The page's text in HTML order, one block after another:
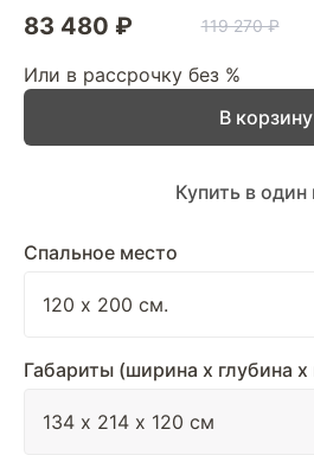
83 480 ₽ 119 270 ₽
Или в рассрочку без %
Спальное место
Габариты (ширина х глубина х
В корзину
Купить в один